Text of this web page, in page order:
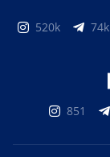
520k 74k
851